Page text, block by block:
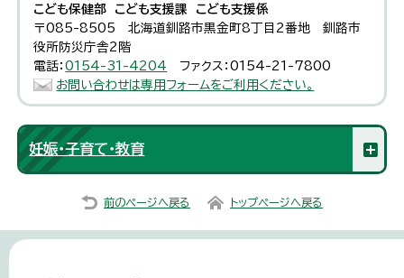
こども保健部 こども支援課 こども支援係
〒085-8505 北海道釧路市黒金町8丁目2番地 釧路市
役所防災庁舎2階
電話：0154-31-4204
ファクス：0154-21-7800
お問い合わせは専用フォームをご利用ください。
妊娠・子育て・教育
前のページへ戻る トップページへ戻る